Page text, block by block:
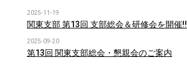
2025-11-19
関東支部 第13回 支部総会＆研修会を開催!!
2025-09-20
第13回 関東支部総会・懇親会のご案内